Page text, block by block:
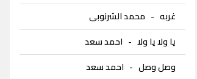
غربه- محمد الشرنوبى
يا ولا يا ولا- احمد سعد
وصل وصل- احمد سعد